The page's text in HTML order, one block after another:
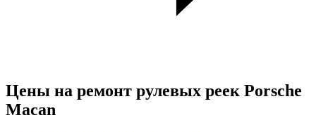
Цены на ремонт рулевых реек Porsche
Macan